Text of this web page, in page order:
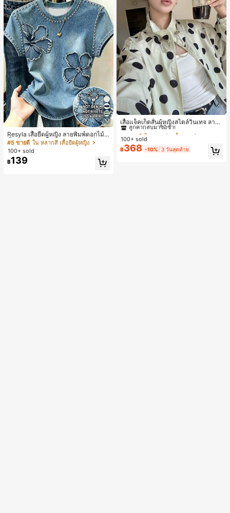
17
Resyla เสื้อยืดผู้หญิง ลายพิมพ์ดอกไม้สี
น้ำเงินวินเทจ เสื้อสำหรับออกไปเที่ยวฤ
ดูร้อน ดีไซน์กราฟิก สบายๆ อเนกประสง
ค์ สวมใส่ประจำวัน กลางแจ้ง ช้อปปิ้ง ท่
องเที่ยวกลางแจ้ง
#5 ขายดี ใน หลากสี เสื้อยืดผู้หญิง
100+ sold
฿139
เสื้อแจ็คเก็ตสั้นผู้หญิงสไตล์วินเทจ ลายจุ
ดขนาดใหญ่ คอตั้ง เอวเข้ารูป แขนพอง
ทรงหลวม แฟชั่นอเนกประสงค์ สำหรับใ
ส่ประจำวันและไปเที่ยวพักผ่อน
#1 ขายดี
ใน กระเป๋า เสื้อคลุมลำลอง
ลูกค้ากลับมาซื้อซ้ำ!
#1 ขายดี ใน กระเป๋า เสื้อคลุมลำลอง
ลูกค้ากลับมาซื้อซ้ำ!
#1 ขายดี ใน กระเป๋า เสื้อคลุมลำลอง
ลูกค้ากลับมาซื้อซ้ำ!
#1 ขายดี ใน กระเป๋า เสื้อคลุมลำลอง
100+ sold
฿368 -10% 3 วันสุดท้าย